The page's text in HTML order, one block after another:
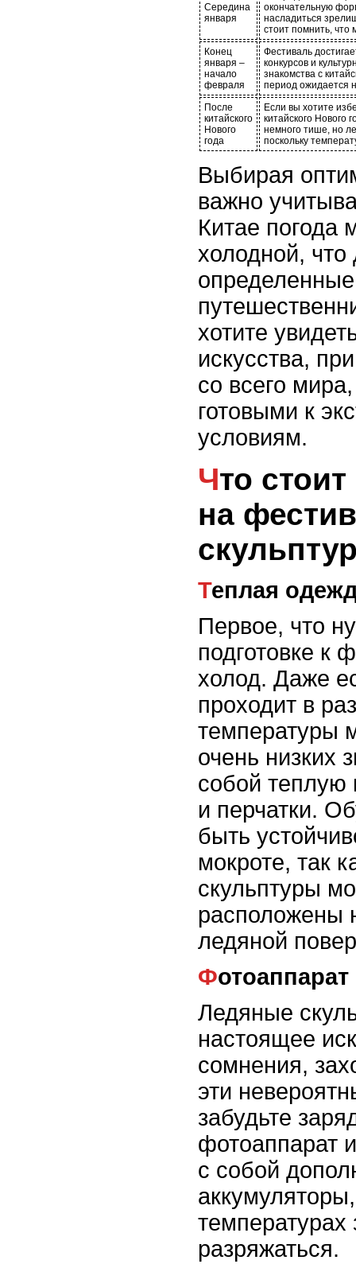
Середина
января
окончательную
насладиться
стоит помнить, что
Конец
января –
начало
февраля
Фестиваль
конкурсов и
знакомства с
период ожидается
После
китайского
Нового
года
Если вы хотите
китайского Нового
немного тише, но
поскольку
Выбирая
важно
Китае погода
холодной, что
хотите
искусства,
со всего
готовыми к
условиям.
Что стоит взять с собой
на
Теплая
Первое, что
подготовке к
холод. Даже
проходит в
температуры
очень низких
собой теплую
и перчатки.
быть
мокроте, так
скульптуры
расположены
ледяной
Ледяные
настоящее
сомнения,
эти
забудьте
фотоаппарат
с собой
разряжаться.